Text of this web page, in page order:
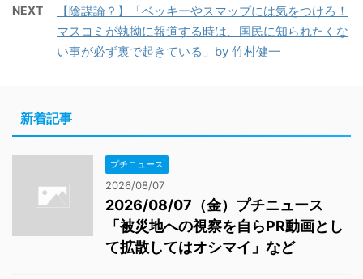
NEXT
【陰謀論？】「ベッキーやスマップには気をつけろ！
マスコミが執拗に報道する時は、国民に知られたくな
い事が必ず裏で起きている」by 竹村健一
新着記事
プチニュース
2026/08/07
2026/08/07（金）プチニュース
「被災地への視察を自らPR動画とし
て拡散してはオシマイ」など